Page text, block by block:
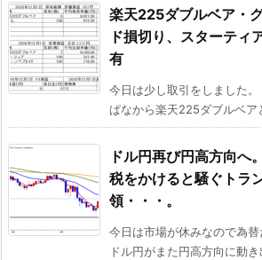
楽天225ダブルベア・
ド損切り、スターティ
有
今日は少し取引をしました
ぱなから楽天225ダブルベア
ドル円再び円高方向へ
税をかけると騒ぐトラ
領・・・。
今日は市場が休みなので為替
ドル円がまた円高方向に動